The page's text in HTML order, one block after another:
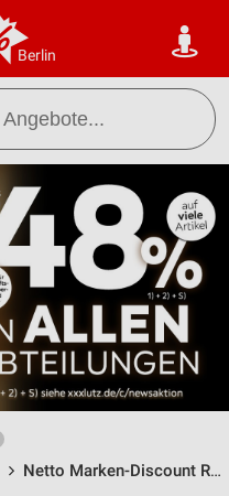
Berlin
Netto Marken-Discount Rothenstein / Im Borlich 2 - Öffnungszeiten & Adresse